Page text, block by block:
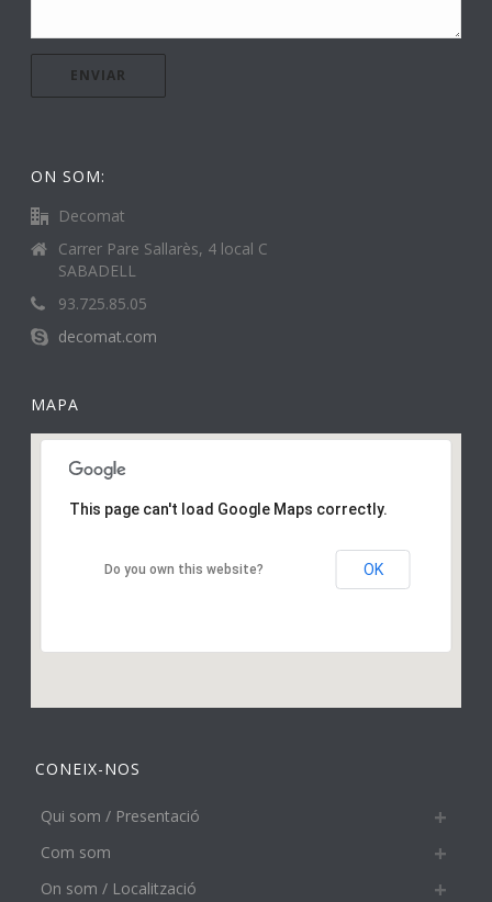
ON SOM:
Decomat
Carrer Pare Sallarès, 4 local C
SABADELL
93.725.85.05
decomat.com
MAPA
This page can't load Google Maps correctly.
Do you own this website? OK
CONEIX-NOS
Qui som / Presentació
Com som
On som / Localització